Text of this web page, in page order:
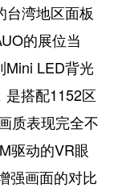
湾地区面板
的展位当
Mini LED背光
是搭配1152区
质表现完全不
驱动的VR眼
强画面的对比